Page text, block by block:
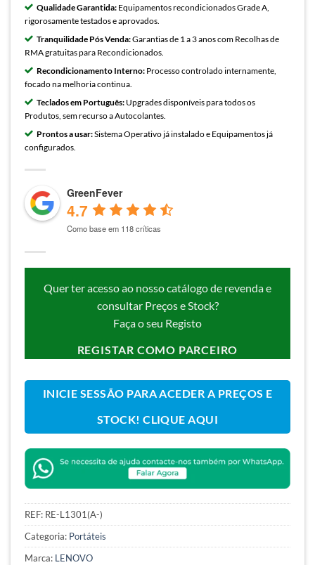
Qualidade Garantida: Equipamentos recondicionados Grade A,
rigorosamente testados e aprovados.
Tranquilidade Pós Venda:Garantias de 1 a 3 anos com Recolhas de
RMA gratuitas para Recondicionados.
Recondicionamento Interno: Processo controlado internamente,
focado na melhoria continua.
Teclados em Português: Upgrades disponíveis para todos os
Produtos, sem recurso a Autocolantes.
Prontos a usar:Sistema Operativo já instalado e Equipamentos já
configurados.
GreenFever
4.7
Como base em 118 críticas
Quer ter acesso ao nosso catálogo de revenda e
consultar Preços e Stock?
Faça o seu Registo
REGISTAR COMO PARCEIRO
INICIE SESSÃO PARA ACEDER A PREÇOS E
STOCK! CLIQUE AQUI
REF: RE-L1301(A-)
Categoria: Portáteis
Marca: LENOVO